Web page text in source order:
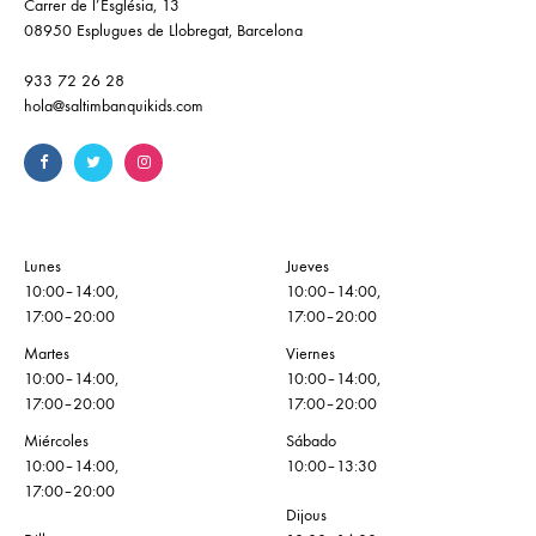
Carrer de l’Església, 13
08950 Esplugues de Llobregat, Barcelona
933 72 26 28
hola@saltimbanquikids.com
Lunes
10:00–14:00,
17:00–20:00
Martes
10:00–14:00,
17:00–20:00
Miércoles
10:00–14:00,
17:00–20:00
Jueves
10:00–14:00,
17:00–20:00
Viernes
10:00–14:00,
17:00–20:00
Sábado
10:00–13:30
Dijous